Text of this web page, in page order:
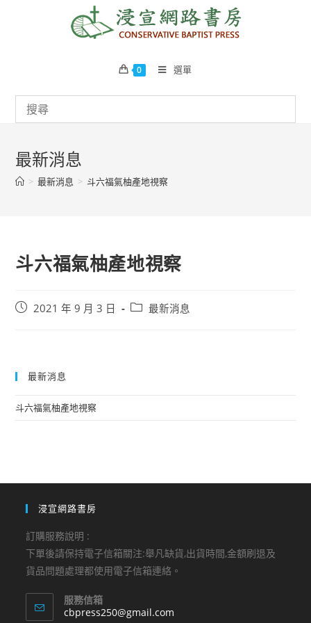
0 選單
最新消息
> 最新消息 > 斗六福氣柚產地視察
斗六福氣柚產地視察
Post2021 年 9 月 3 日
Post最新消息
最新消息
斗六福氣柚產地視察
浸宣網路書房
訂購服務說明 :
下單後請保持電子信箱關注:舉凡缺貨,出貨時間,金額刷退及
貨品問題處理都使用電子信箱連絡。
服務信箱
cbpress250@gmail.com